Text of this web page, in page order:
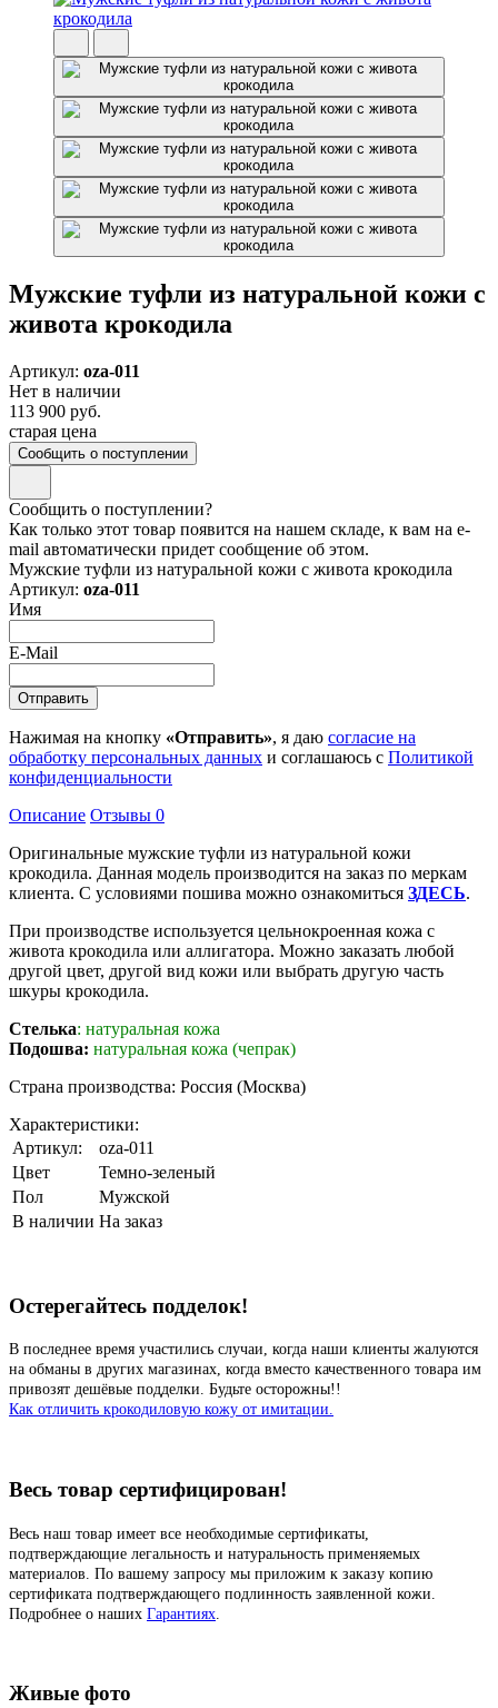
Мужские туфли из натуральной кожи с
живота крокодила
Артикул: oza-011
Нет в наличии
113 900 руб.
старая цена
Сообщить о поступлении
Сообщить о поступлении?
Как только этот товар появится на нашем складе, к вам на e-
mail автоматически придет сообщение об этом.
Мужские туфли из натуральной кожи с живота крокодила
Артикул: oza-011
Имя
E-Mail
Нажимая на кнопку «Отправить», я даю согласие на
обработку персональных данных и соглашаюсь с Политикой
конфиденциальности
Описание Отзывы 0
Оригинальные мужские туфли из натуральной кожи
крокодила. Данная модель производится на заказ по меркам
клиента. С условиями пошива можно ознакомиться ЗДЕСЬ.
При производстве используется цельнокроенная кожа с
живота крокодила или аллигатора. Можно заказать любой
другой цвет, другой вид кожи или выбрать другую часть
шкуры крокодила.
Стелька: натуральная кожа
Подошва: натуральная кожа (чепрак)
Страна производства: Россия (Москва)
Характеристики:
Артикул:
oza-011
Цвет
Темно-зеленый
Пол
Мужской
В наличии На заказ
Остерегайтесь подделок!
В последнее время участились случаи, когда наши клиенты жалуются
на обманы в других магазинах, когда вместо качественного товара им
привозят дешёвые подделки. Будьте осторожны!!
Как отличить крокодиловую кожу от имитации.
Весь товар сертифицирован!
Весь наш товар имеет все необходимые сертификаты,
подтверждающие легальность и натуральность применяемых
материалов. По вашему запросу мы приложим к заказу копию
сертификата подтверждающего подлинность заявленной кожи.
Подробнее о наших Гарантиях
Живые фото